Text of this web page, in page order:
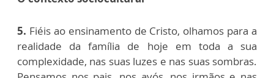
5. Fiéis ao ensinamento de Cristo, olhamos para a
realidade da família de hoje em toda a sua
complexidade, nas suas luzes e nas suas sombras.